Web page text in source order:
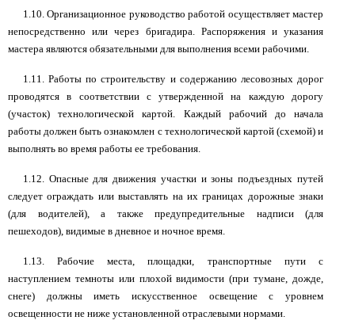
1.10. Организационное руководство работой осуществляет мастер
непосредственно или через бригадира. Распоряжения и указания
мастера являются обязательными для выполнения всеми рабочими.
1.11. Работы по строительству и содержанию лесовозных дорог
проводятся в соответствии с утвержденной на каждую дорогу
(участок) технологической картой. Каждый рабочий до начала
работы должен быть ознакомлен с технологической картой (схемой) и
выполнять во время работы ее требования.
1.12. Опасные для движения участки и зоны подъездных путей
следует ограждать или выставлять на их границах дорожные знаки
(для водителей), а также предупредительные надписи (для
пешеходов), видимые в дневное и ночное время.
1.13. Рабочие места, площадки, транспортные пути с
наступлением темноты или плохой видимости (при тумане, дожде,
снеге) должны иметь искусственное освещение с уровнем
освещенности не ниже установленной отраслевыми нормами.